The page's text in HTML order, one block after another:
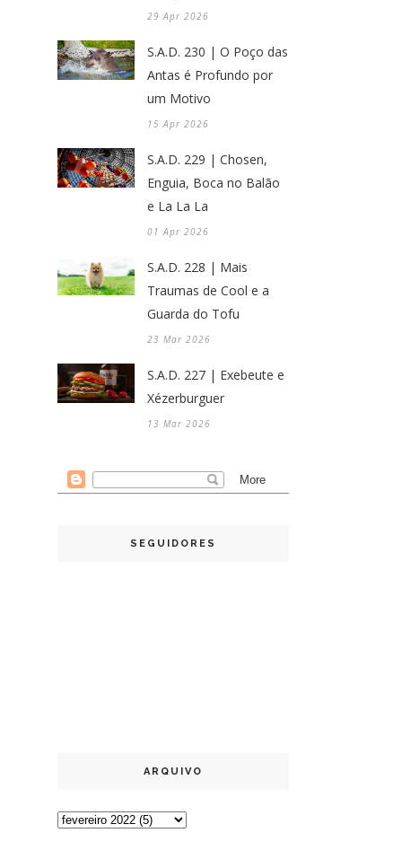
29 Apr 2026
S.A.D. 230 | O Poço das
Antas é Profundo por
um Motivo
15 Apr 2026
S.A.D. 229 | Chosen,
Enguia, Boca no Balão
e La La La
01 Apr 2026
S.A.D. 228 | Mais
Traumas de Cool e a
Guarda do Tofu
23 Mar 2026
S.A.D. 227 | Exebeute e
Xézerburguer
13 Mar 2026
SEGUIDORES
ARQUIVO